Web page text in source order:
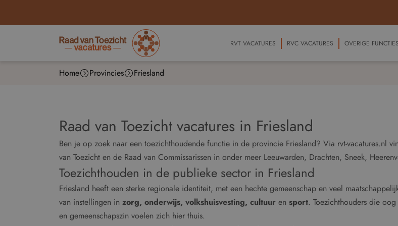
RVT VACATURES RVC VACATURES OVERIGE FUNCTIES
Home Provincies Friesland
Raad van Toezicht vacatures in Friesland
Ben je op zoek naar een toezichthoudende functie in de provincie Friesland? Via rvt-vacatures.nl
van Toezicht en de Raad van Commissarissen in onder meer Leeuwarden, Drachten, Sneek,
Toezichthouden in de publieke sector in Friesland
Friesland heeft een sterke regionale identiteit, met een hechte gemeenschap en veel
van instellingen in zorg, onderwijs, volkshuisvesting, cultuur en sport. Toezichthouders die
en gemeenschapszin voelen zich hier thuis.